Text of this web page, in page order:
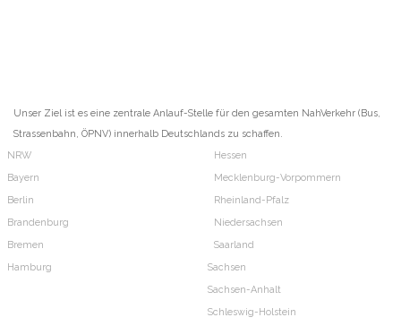
Unser Ziel ist es eine zentrale Anlauf-Stelle für den gesamten NahVerkehr (Bus,
Strassenbahn, ÖPNV) innerhalb Deutschlands zu schaffen.
NRW
Bayern
Berlin
Brandenburg
Bremen
Hamburg
Hessen
Mecklenburg-Vorpommern
Rheinland-Pfalz
Niedersachsen
Saarland
Sachsen
Sachsen-Anhalt
Schleswig-Holstein